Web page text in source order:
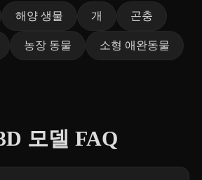
해양 생물 개 곤충
농장 동물 소형 애완동물
모델 FAQ